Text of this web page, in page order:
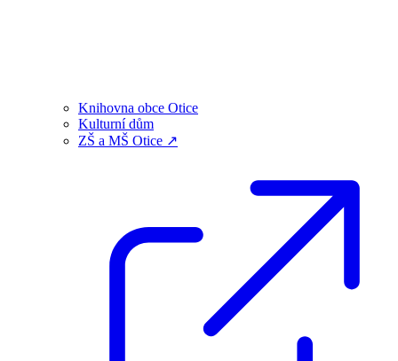
Knihovna obce Otice
Kulturní dům
ZŠ a MŠ Otice ↗